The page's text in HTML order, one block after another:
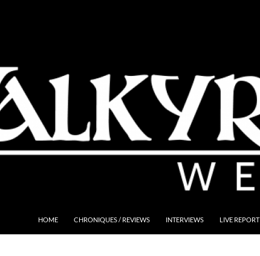
HOME CHRONIQUES / REVIEWS INTERVIEWS LIVE REPORT